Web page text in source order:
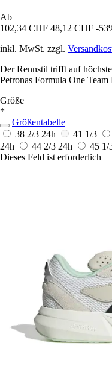
Ab
102,34 CHF 48,12 CHF -
inkl. MwSt. zzgl.
Der Rennstil trifft auf
Petronas Formula One
Größe
*
Größentabelle
38 2/3 24h 41 1/3
24h
44 2/3 24h 45 1/
Dieses Feld ist erforderlich